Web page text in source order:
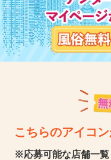
こちらのアイコ
※応募可能な店舗一